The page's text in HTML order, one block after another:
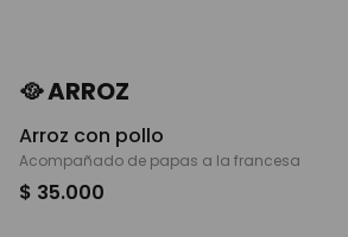
🥘 ARROZ
Arroz con pollo
Acompañado de papas a la francesa
$ 35.000